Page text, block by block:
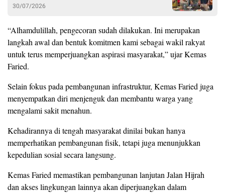
30/07/2026
“Alhamdulillah, pengecoran sudah dilakukan. Ini merupakan
langkah awal dan bentuk komitmen kami sebagai wakil rakyat
untuk terus memperjuangkan aspirasi masyarakat,” ujar Kemas
Faried.
Selain fokus pada pembangunan infrastruktur, Kemas Faried juga
menyempatkan diri menjenguk dan membantu warga yang
mengalami sakit menahun.
Kehadirannya di tengah masyarakat dinilai bukan hanya
memperhatikan pembangunan fisik, tetapi juga menunjukkan
kepedulian sosial secara langsung.
Kemas Faried memastikan pembangunan lanjutan Jalan Hijrah
dan akses lingkungan lainnya akan diperjuangkan dalam